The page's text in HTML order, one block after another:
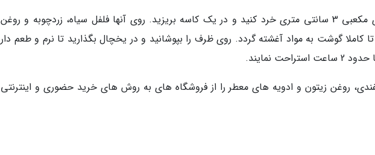
گوشت چنجه را در تکه های مکعبی 3 سانتی متری خرد کنید و در یک کاسه بریزید. روی آنها فلفل سیاه، زردچوبه و روغن
کاملا گوشت به مواد آغشته گردد. روی ظرف را بپوشانید و در یخچال بگذارید تا نرم و طعم دار
نمایند.
روغن زیتون و ادویه های معطر را از فروشگاه های به روش های خرید حضوری و اینترنتی